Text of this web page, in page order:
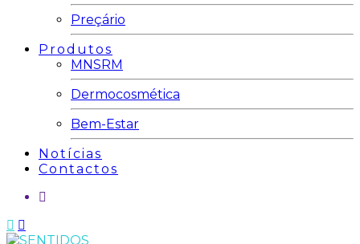
Preçário
Produtos
MNSRM
Dermocosmética
Bem-Estar
Notícias
Contactos